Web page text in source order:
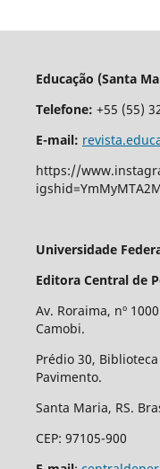
Educação (Santa
Telefone: +55 (55)
E-mail:
https://
Universidade
Editora Central de
Av. Roraima, nº
Camobi.
Prédio 30,
Pavimento.
Santa Maria, RS.
CEP: 97105-900